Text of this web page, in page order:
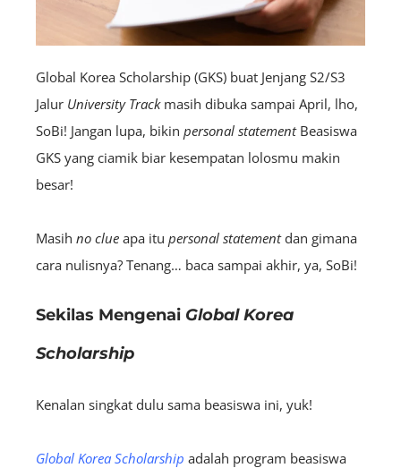
Global Korea Scholarship (GKS) buat Jenjang S2/S3
Jalur University Trackmasih dibuka sampai April, lho,
SoBi! Jangan lupa, bikin personal statementBeasiswa
GKS yang ciamik biar kesempatan lolosmu makin
besar!
Masih no clue apa itu personal statementdan gimana
cara nulisnya? Tenang… baca sampai akhir, ya, SoBi!
Sekilas Mengenai Global Korea
Scholarship
Kenalan singkat dulu sama beasiswa ini, yuk!
Global Korea Scholarship adalah program beasiswa